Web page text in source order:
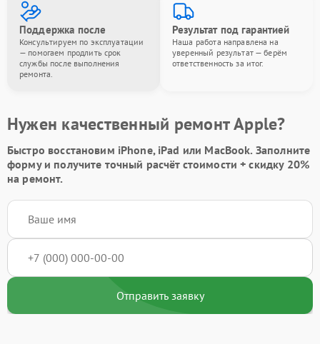
Поддержка после
Консультируем по эксплуатации
— помогаем продлить срок
службы после выполнения
ремонта.
Результат под гарантией
Наша работа направлена на
уверенный результат — берём
ответственность за итог.
Нужен качественный ремонт Apple?
Быстро восстановим iPhone, iPad или MacBook. Заполните
формуи получите точный расчёт стоимости +скидку 20%
на ремонт.
Отправить заявку